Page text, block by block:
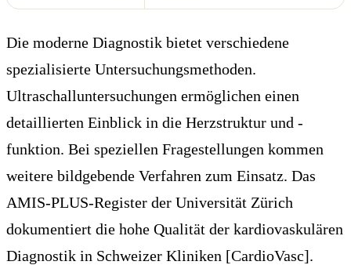
Die moderne Diagnostik bietet verschiedene
spezialisierte Untersuchungsmethoden.
Ultraschalluntersuchungen ermöglichen einen
detaillierten Einblick in die Herzstruktur und -
funktion. Bei speziellen Fragestellungen kommen
weitere bildgebende Verfahren zum Einsatz. Das
AMIS-PLUS-Register der Universität Zürich
dokumentiert die hohe Qualität der kardiovaskulären
Diagnostik in Schweizer Kliniken [CardioVasc].